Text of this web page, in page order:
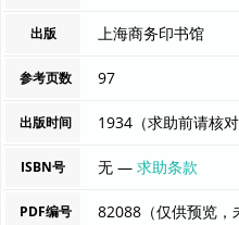
出版 上海商务印书馆
参考页数 97
出版时间 1934（求助前请核对
ISBN号 无 —求助条款
PDF编号 82088（仅供预览，